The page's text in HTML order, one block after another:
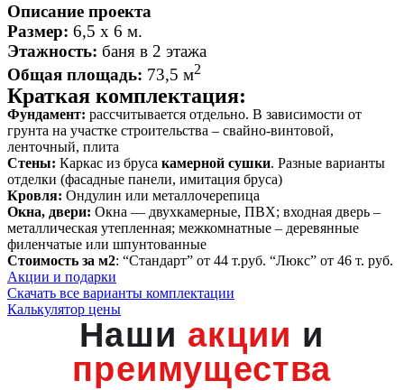
Описание проекта
Размер: 6,5 х 6 м.
Этажность: баня в 2 этажа
Общая площадь: 73,5 м2
Краткая комплектация:
Фундамент: рассчитывается отдельно. В зависимости от
грунта на участке строительства – свайно-винтовой,
ленточный, плита
Стены: Каркас из бруса камерной сушки. Разные варианты
отделки (фасадные панели, имитация бруса)
Кровля: Ондулин или металлочерепица
Окна, двери: Окна — двухкамерные, ПВХ; входная дверь –
металлическая утепленная; межкомнатные – деревянные
филенчатые или шпунтованные
Стоимость за м2: “Стандарт” от 44 т.руб. “Люкс” от 46 т. руб.
Акции и подарки
Скачать все варианты комплектации
Калькулятор цены
Наши акции и
преимущества